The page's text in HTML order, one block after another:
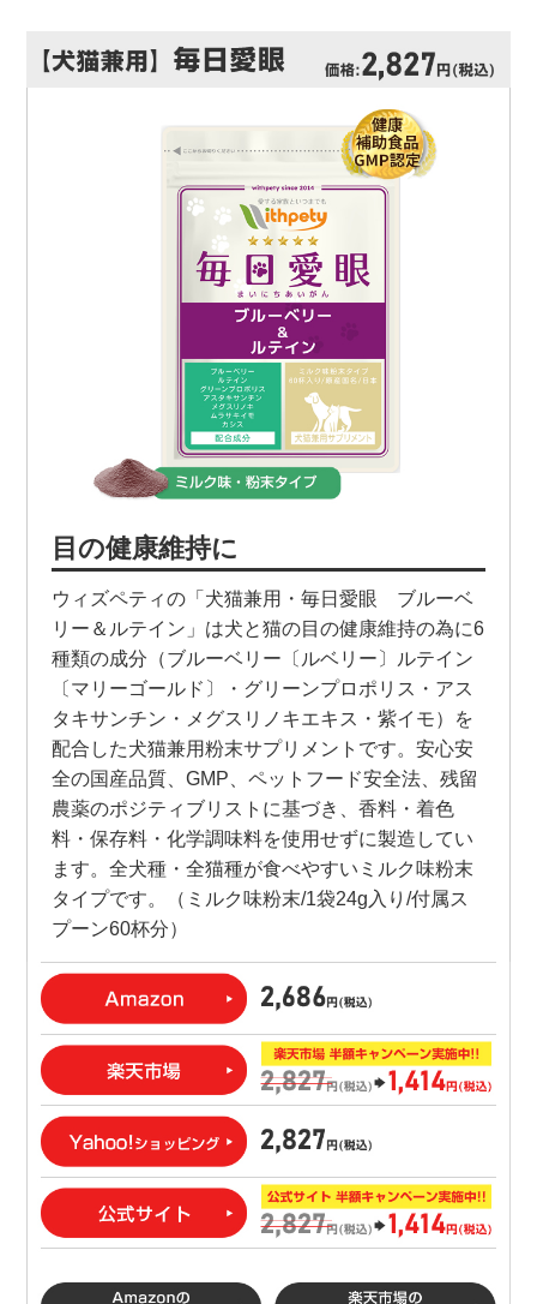
目の健康維持に
ウィズペティの「犬猫兼用・毎日愛眼 ブルーベ
リー＆ルテイン」は犬と猫の目の健康維持の為に6
種類の成分（ブルーベリー〔ルベリー〕ルテイン
〔マリーゴールド〕・グリーンプロポリス・アス
タキサンチン・メグスリノキエキス・紫イモ）を
配合した犬猫兼用粉末サプリメントです。安心安
全の国産品質、GMP、ペットフード安全法、残留
農薬のポジティブリストに基づき、香料・着色
料・保存料・化学調味料を使用せずに製造してい
ます。全犬種・全猫種が食べやすいミルク味粉末
タイプです。（ミルク味粉末/1袋24g入り/付属ス
プーン60杯分）